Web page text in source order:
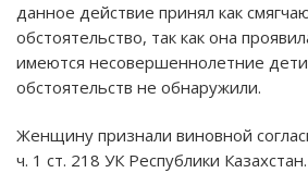
данное действие принял как
обстоятельство, так как она
имеются несовершеннолетние
обстоятельств не обнаружили.
Женщину признали виновной
ч. 1 ст. 218 УК Республики